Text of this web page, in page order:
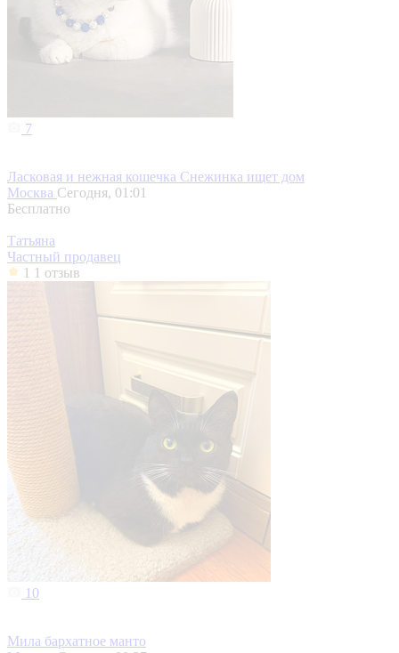
7
Ласковая и нежная кошечка Снежинка ищет дом
Москва Сегодня, 01:01
Бесплатно
Татьяна
Частный продавец
1 1 отзыв
10
Мила бархатное манто